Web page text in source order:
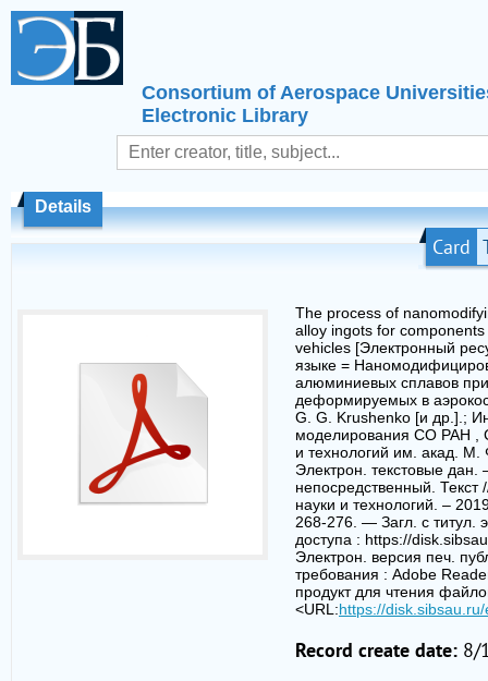
Consortium of Aerospace
Electronic Library
Details
Card
The process of
alloy ingots for
vehicles [Электронный
языке =
алюминиевых сплавов при
деформируемых в
G. G. Krushenko [и др.].;
моделирования СО РАН ,
и технологий им. акад.
Электрон. текстовые дан.
непосредственный.
науки и технологий. –
268-276. — Загл. с титул.
доступа : https://
Электрон. версия печ.
требования : Adobe
продукт для чтения
<URL:https://
Record create date: 8/